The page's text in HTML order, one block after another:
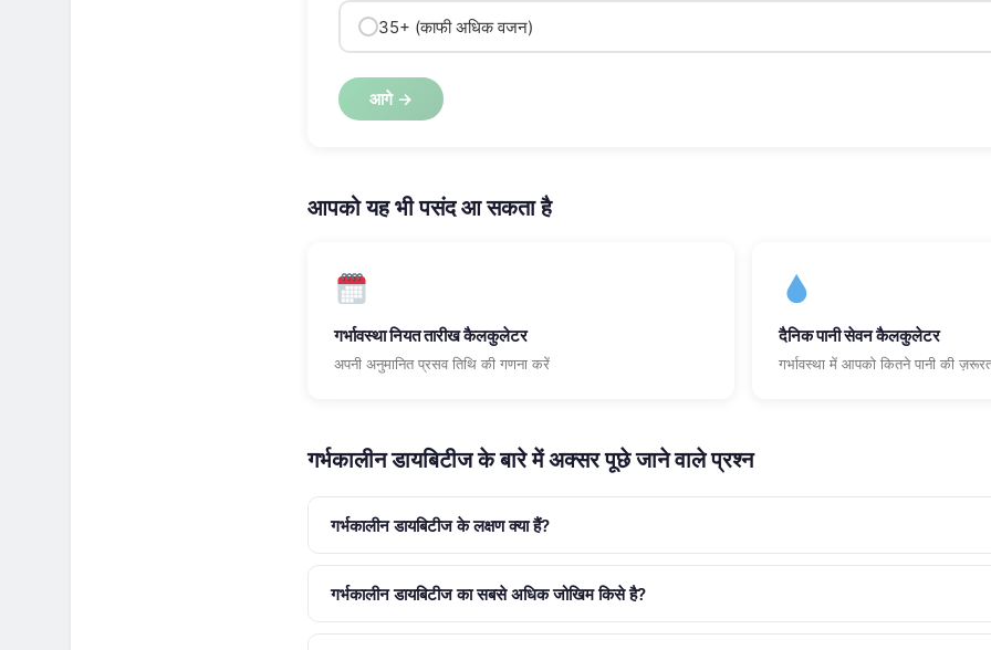
35+ (काफी अधिक वजन)
आगे →
आपको यह भी पसंद आ सकता है
गर्भावस्था नियत तारीख कैलकुलेटर
अपनी अनुमानित प्रसव तिथि की गणना करें
दैनिक पानी सेवन कैलकुलेटर
गर्भावस्था में आपको कितने पानी की
गर्भकालीन डायबिटीज के बारे में अक्सर पूछे जाने वाले प्रश्न
गर्भकालीन डायबिटीज के लक्षण क्या हैं?
गर्भकालीन डायबिटीज का सबसे अधिक जोखिम किसे है?